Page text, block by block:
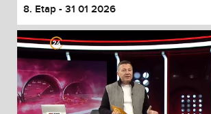
8. Etap - 31 01 2026